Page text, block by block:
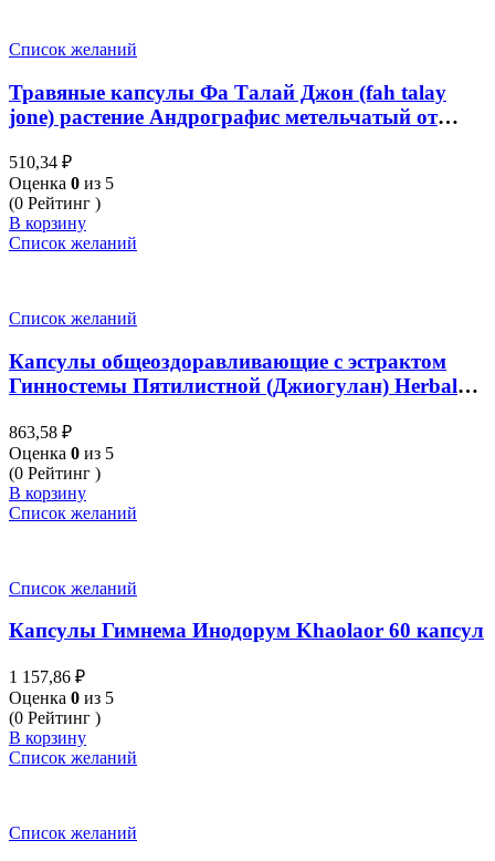
Список желаний
Травяные капсулы Фа Талай Джон (fah talay
jone) растение Андрографис метельчатый от
paniculata) Capsule 100 caps
510,34 ₽
Оценка 0 из 5
(0 Рейтинг )
В корзину
Список желаний
Список желаний
Капсулы общеоздоравливающие с эстрактом
Гинностемы Пятилистной (Джиогулан) Herbal
863,58 ₽
Оценка 0 из 5
(0 Рейтинг )
В корзину
Список желаний
Список желаний
Капсулы Гимнема Инодорум Khaolaor 60 капсул
1 157,86 ₽
Оценка 0 из 5
(0 Рейтинг )
В корзину
Список желаний
Список желаний